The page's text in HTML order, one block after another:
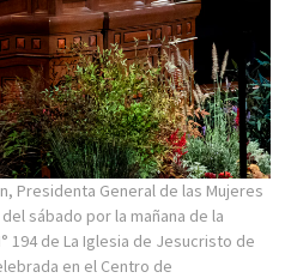
Presidenta General de las Mujeres
sábado por la mañana de la
194 de La Iglesia de Jesucristo de
en el Centro de